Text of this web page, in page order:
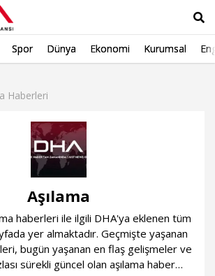
Spor Dünya Ekonomi Kurumsal
Haberleri
Aşılama
haberleri ile ilgili DHA'ya eklenen tüm
yer almaktadır. Geçmişte yaşanan
bugün yaşanan en flaş gelişmeler ve
sürekli güncel olan aşılama haber